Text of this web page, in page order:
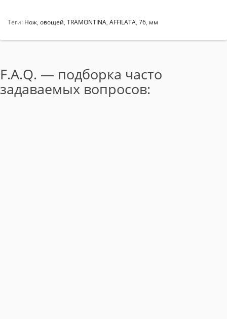
Теги: Нож, овощей, TRAMONTINA, AFFILATA, 76, мм
F.A.Q. — подборка часто
задаваемых вопросов: